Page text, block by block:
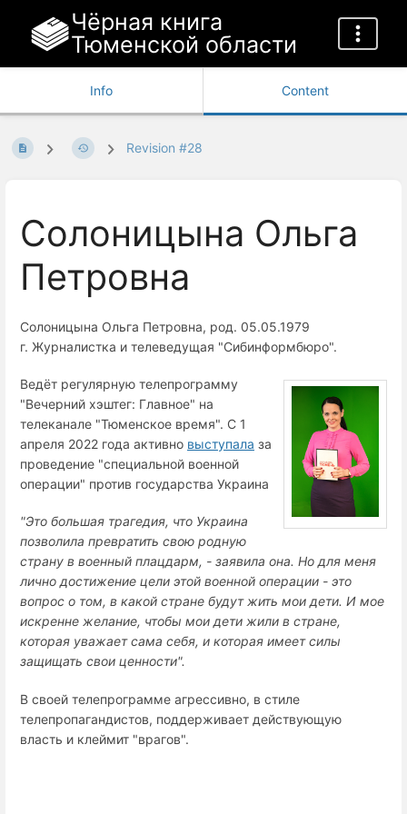
Чёрная книга
Тюменской области
Info Content
Revision #28
Солоницына Ольга
Петровна
Солоницына Ольга Петровна, род. 05.05.1979
г. Журналистка и телеведущая "Сибинформбюро".
Ведёт регулярную телепрограмму
"Вечерний хэштег: Главное" на
телеканале "Тюменское время". С 1
апреля 2022 года активно выступала за
проведение "специальной военной
операции" против государства Украина
"Это большая трагедия, что Украина
позволила превратить свою родную
страну в военный плацдарм, - заявила она. Но для меня
лично достижение цели этой военной операции - это
вопрос о том, в какой стране будут жить мои дети. И мое
искренне желание, чтобы мои дети жили в стране,
которая уважает сама себя, и которая имеет силы
защищать свои ценности".
В своей телепрограмме агрессивно, в стиле
телепропагандистов, поддерживает действующую
власть и клеймит "врагов".